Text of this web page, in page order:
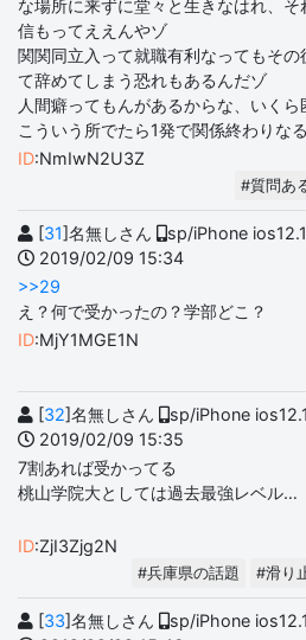
な場所に来ずに堂々と生きなはれ、
信もってええんやゾ
関関同立入って就職有利なってもそ
て辞めてしまう恐れもあるんだゾ
人間癖ってもんがあるからな、いく
こういう所でたら1発で関係終わりな
ID:NmIwN2U3Z
#質問あ
[31]名無しさん
sp/iPhone ios12.1
2019/02/09 15:34
>>29
え？何で受かったの？学部どこ？
ID:MjY1MGE1N
[32]名無しさん
sp/iPhone
2019/02/09 15:35
7割あれば受かってる
桃山学院大としては過去最強レベル…
ID:ZjI3Zjg2N
#兵庫県の話題 #滑り
[33]名無しさん
sp/iPhone ios12.1